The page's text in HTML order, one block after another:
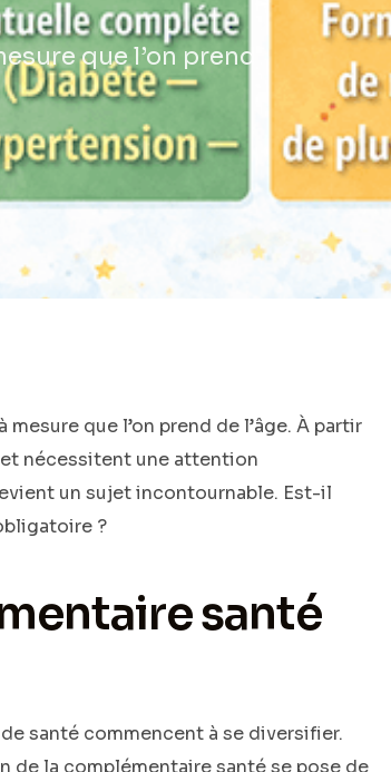
que l’on prend
que l’on prend de l’âge. À partir
nécessitent une attention
un sujet incontournable. Est-il
?
santé
santé commencent à se diversifier.
de la complémentaire santé se pose de